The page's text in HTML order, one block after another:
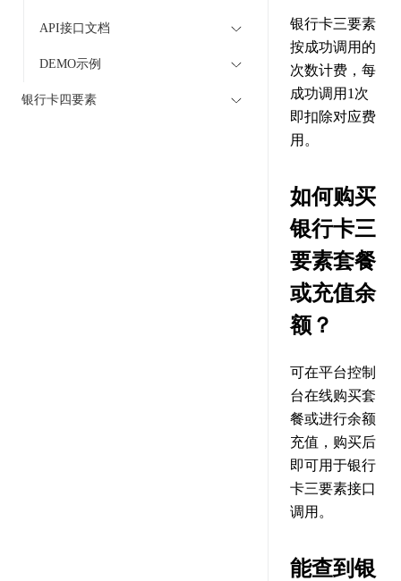
API接口文档
DEMO示例
银行卡四要素
银行卡三要素
按成功调用的
次数计费，每
成功调用1次
即扣除对应费
用。
如何购买
银行卡三
要素套餐
或充值余
额？
可在平台控制
台在线购买套
餐或进行余额
充值，购买后
即可用于银行
卡三要素接口
调用。
能查到银